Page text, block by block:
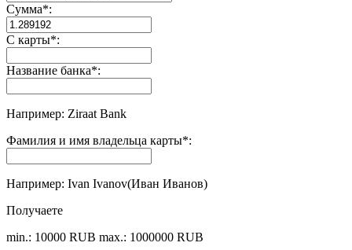
Сумма*:
С карты*:
Название банка*:
Например: Ziraat Bank
Фамилия и имя владельца карты*:
Например: Ivan Ivanov(Иван Иванов)
Получаете
min.: 10000 RUB max.: 1000000 RUB